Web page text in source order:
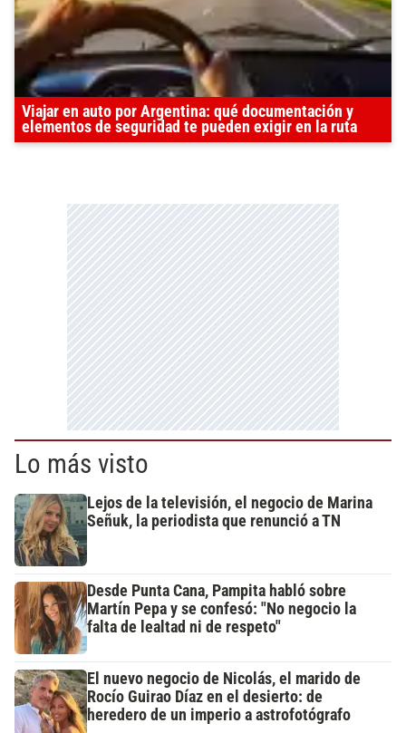
Viajar en auto por Argentina: qué documentación y
elementos de seguridad te pueden exigir en la ruta
Lo más visto
Lejos de la televisión, el negocio de Marina
Señuk, la periodista que renunció a TN
Desde Punta Cana, Pampita habló sobre
Martín Pepa y se confesó: "No negocio la
falta de lealtad ni de respeto"
El nuevo negocio de Nicolás, el marido de
Rocío Guirao Díaz en el desierto: de
heredero de un imperio a astrofotógrafo